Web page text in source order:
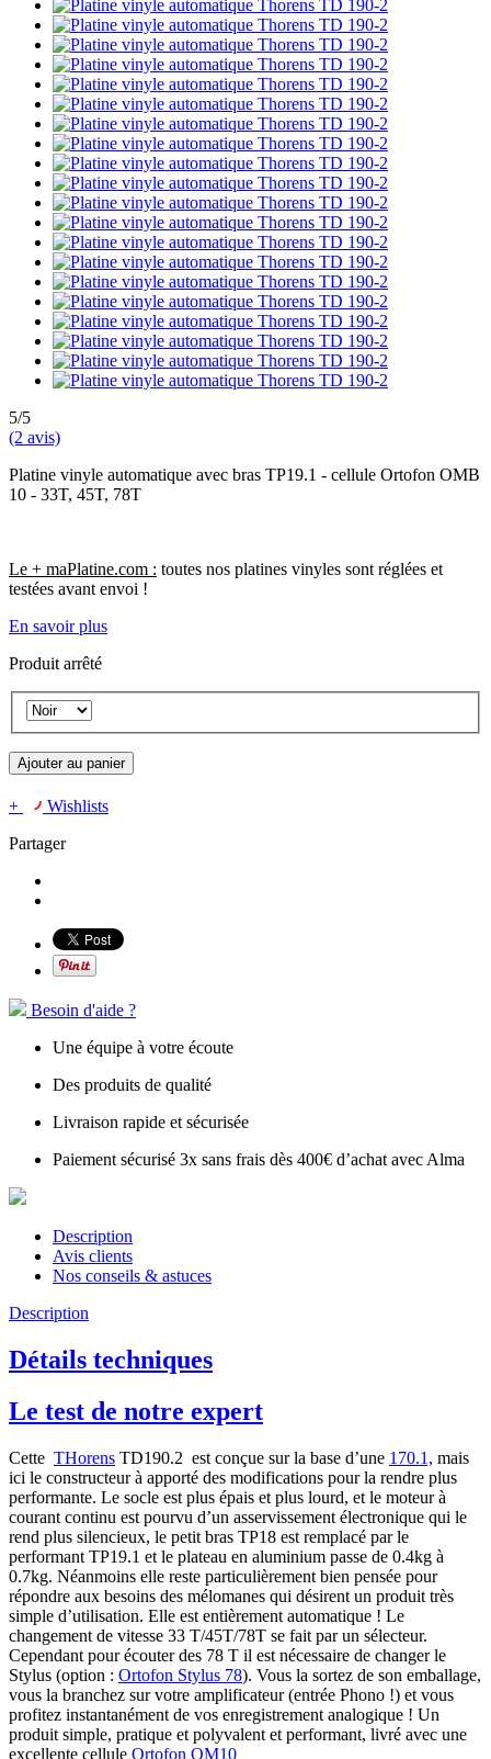
5/5
(2 avis)
Platine vinyle automatique avec bras TP19.1 - cellule Ortofon OMB
10 - 33T, 45T, 78T
Le + maPlatine.com : toutes nos platines vinyles sont réglées et
testées avant envoi !
En savoir plus
Produit arrêté
Ajouter au panier
+
Wishlists
Partager
Besoin d'aide ?
Une équipe à votre écoute
Des produits de qualité
Livraison rapide et sécurisée
Paiement sécurisé 3x sans frais dès 400€ d’achat avec Alma
Description
Avis clients
Nos conseils & astuces
Description
Détails techniques
Le test de notre expert
Cette THorens TD190.2 est conçue sur la base d’une 170.1, mais
ici le constructeur à apporté des modifications pour la rendre plus
performante. Le socle est plus épais et plus lourd, et le moteur à
courant continu est pourvu d’un asservissement électronique qui le
rend plus silencieux, le petit bras TP18 est remplacé par le
performant TP19.1 et le plateau en aluminium passe de 0.4kg à
0.7kg. Néanmoins elle reste particulièrement bien pensée pour
répondre aux besoins des mélomanes qui désirent un produit très
simple d’utilisation. Elle est entièrement automatique ! Le
changement de vitesse 33 T/45T/78T se fait par un sélecteur.
Cependant pour écouter des 78 T il est nécessaire de changer le
Stylus (option : Ortofon Stylus 78). Vous la sortez de son emballage,
vous la branchez sur votre amplificateur (entrée Phono !) et vous
profitez instantanément de vos enregistrement analogique ! Un
produit simple, pratique et polyvalent et performant, livré avec une
excellente cellule Ortofon OM10